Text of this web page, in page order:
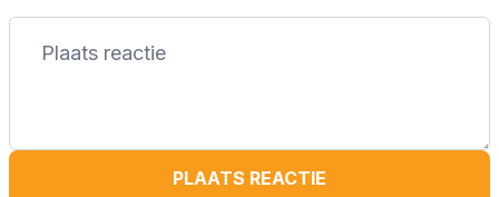
PLAATS REACTIE